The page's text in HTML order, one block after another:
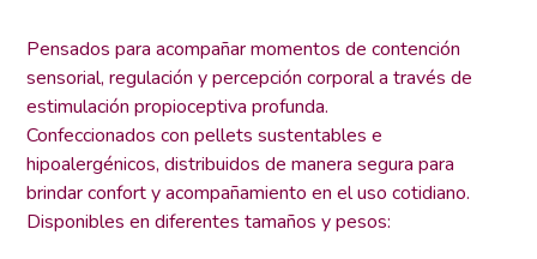
Pensados para acompañar momentos de contención
sensorial, regulación y percepción corporal a través de
estimulación propioceptiva profunda.
Confeccionados con pellets sustentables e
hipoalergénicos, distribuidos de manera segura para
brindar confort y acompañamiento en el uso cotidiano.
Disponibles en diferentes tamaños y pesos: